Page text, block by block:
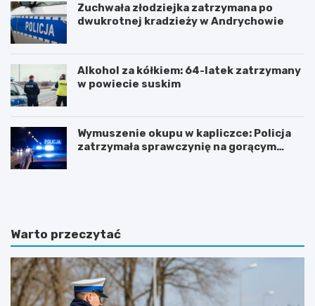
Zuchwała złodziejka zatrzymana po
dwukrotnej kradzieży w Andrychowie
Alkohol za kółkiem: 64-latek zatrzymany
w powiecie suskim
Wymuszenie okupu w kapliczce: Policja
zatrzymała sprawczynię na gorącym
Z
n
y
w
z
r
o
Z
s
k
o
t
u
r
Warto przeczytać